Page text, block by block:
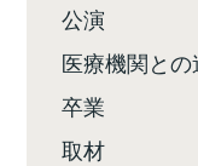
公演
医療機関と
卒業
取材